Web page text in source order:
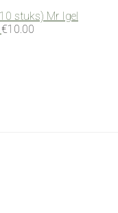
Mr Igel
€10.00